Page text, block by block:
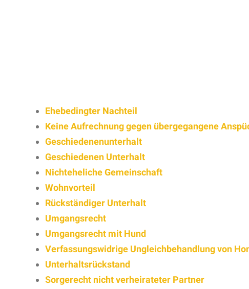
Ehebedingter Nachteil
Keine Aufrechnung gegen übergegangene
Geschiedenenunterhalt
Geschiedenen Unterhalt
Nichteheliche Gemeinschaft
Wohnvorteil
Rückständiger Unterhalt
Umgangsrecht
Umgangsrecht mit Hund
Verfassungswidrige Ungleichbehandlung von
Unterhaltsrückstand
Sorgerecht nicht verheirateter Partner